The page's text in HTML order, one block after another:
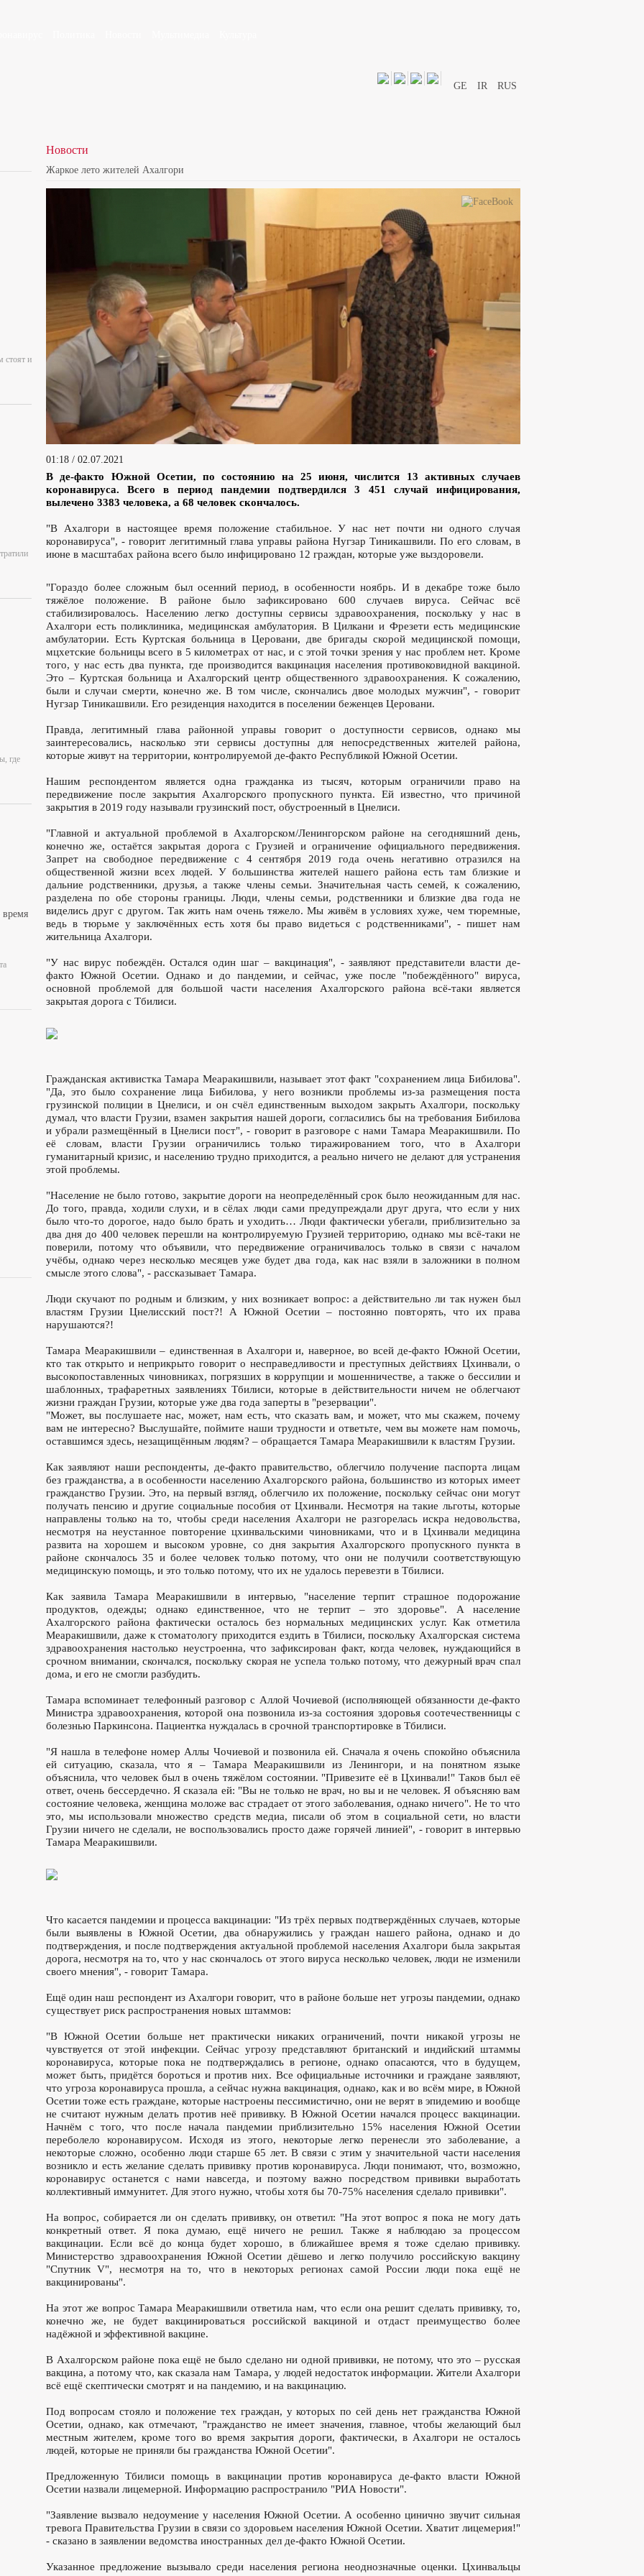
GE IR RUS
стоят и
где
Новости
Жаркое лето жителей Ахалгори
01:18 / 02.07.2021
В де-факто Южной Осетии, по состоянию на 25 июня, числится 13 активных случаев
коронавируса. Всего в период пандемии подтвердился 3 451 случай инфицирования,
вылечено 3383 человека, а 68 человек скончалось.
"В Ахалгори в настоящее время положение стабильное. У нас нет почти ни одного случая
коронавируса", - говорит легитимный глава управы района Нугзар Тиникашвили. По его словам, в
июне в масштабах района всего было инфицировано 12 граждан, которые уже выздоровели.
"Гораздо более сложным был осенний период, в особенности ноябрь. И в декабре тоже было
тяжёлое положение. В районе было зафиксировано 600 случаев вируса. Сейчас всё
стабилизировалось. Населению легко доступны сервисы здравоохранения, поскольку у нас в
Ахалгори есть поликлиника, медицинская амбулатория. В Цилкани и Фрезети есть медицинские
амбулатории. Есть Куртская больница в Церовани, две бригады скорой медицинской помощи,
мцхетские больницы всего в 5 километрах от нас, и с этой точки зрения у нас проблем нет. Кроме
того, у нас есть два пункта, где производится вакцинация населения противоковидной вакциной.
Это – Куртская больница и Ахалгорский центр общественного здравоохранения. К сожалению,
были и случаи смерти, конечно же. В том числе, скончались двое молодых мужчин", - говорит
Нугзар Тиникашвили. Его резиденция находится в поселении беженцев Церовани.
Правда, легитимный глава районной управы говорит о доступности сервисов, однако мы
заинтересовались, насколько эти сервисы доступны для непосредственных жителей района,
которые живут на территории, контролируемой де-факто Республикой Южной Осетии.
Нашим респондентом является одна гражданка из тысяч, которым ограничили право на
передвижение после закрытия Ахалгорского пропускного пункта. Ей известно, что причиной
закрытия в 2019 году называли грузинский пост, обустроенный в Цнелиси.
"Главной и актуальной проблемой в Ахалгорском/Ленингорском районе на сегодняшний день,
конечно же, остаётся закрытая дорога с Грузией и ограничение официального передвижения.
Запрет на свободное передвижение с 4 сентября 2019 года очень негативно отразился на
общественной жизни всех людей. У большинства жителей нашего района есть там близкие и
дальние родственники, друзья, а также члены семьи. Значительная часть семей, к сожалению,
разделена по обе стороны границы. Люди, члены семьи, родственники и близкие два года не
виделись друг с другом. Так жить нам очень тяжело. Мы живём в условиях хуже, чем тюремные,
ведь в тюрьме у заключённых есть хотя бы право видеться с родственниками", - пишет нам
жительница Ахалгори.
"У нас вирус побеждён. Остался один шаг – вакцинация", - заявляют представители власти де-
факто Южной Осетии. Однако и до пандемии, и сейчас, уже после "побеждённого" вируса,
основной проблемой для большой части населения Ахалгорского района всё-таки является
закрытая дорога с Тбилиси.
Гражданская активистка Тамара Меаракишвили, называет этот факт "сохранением лица Бибилова".
"Да, это было сохранение лица Бибилова, у него возникли проблемы из-за размещения поста
грузинской полиции в Цнелиси, и он счёл единственным выходом закрыть Ахалгори, поскольку
думал, что власти Грузии, взамен закрытия нашей дороги, согласились бы на требования Бибилова
и убрали размещённый в Цнелиси пост", - говорит в разговоре с нами Тамара Меаракишвили. По
её словам, власти Грузии ограничились только тиражированием того, что в Ахалгори
гуманитарный кризис, и населению трудно приходится, а реально ничего не делают для устранения
этой проблемы.
"Население не было готово, закрытие дороги на неопределённый срок было неожиданным для нас.
До того, правда, ходили слухи, и в сёлах люди сами предупреждали друг друга, что если у них
было что-то дорогое, надо было брать и уходить… Люди фактически убегали, приблизительно за
два дня до 400 человек перешли на контролируемую Грузией территорию, однако мы всё-таки не
поверили, потому что объявили, что передвижение ограничивалось только в связи с началом
учёбы, однако через несколько месяцев уже будет два года, как нас взяли в заложники в полном
смысле этого слова", - рассказывает Тамара.
Люди скучают по родным и близким, у них возникает вопрос: а действительно ли так нужен был
властям Грузии Цнелисский пост?! А Южной Осетии – постоянно повторять, что их права
нарушаются?!
Тамара Меаракишвили – единственная в Ахалгори и, наверное, во всей де-факто Южной Осетии,
кто так открыто и неприкрыто говорит о несправедливости и преступных действиях Цхинвали, о
высокопоставленных чиновниках, погрязших в коррупции и мошенничестве, а также о бессилии и
шаблонных, трафаретных заявлениях Тбилиси, которые в действительности ничем не облегчают
жизни граждан Грузии, которые уже два года заперты в "резервации".
"Может, вы послушаете нас, может, нам есть, что сказать вам, и может, что мы скажем, почему
вам не интересно? Выслушайте, поймите наши трудности и ответьте, чем вы можете нам помочь,
оставшимся здесь, незащищённым людям? – обращается Тамара Меаракишвили к властям Грузии.
Как заявляют наши респонденты, де-факто правительство, облегчило получение паспорта лицам
без гражданства, а в особенности населению Ахалгорского района, большинство из которых имеет
гражданство Грузии. Это, на первый взгляд, облегчило их положение, поскольку сейчас они могут
получать пенсию и другие социальные пособия от Цхинвали. Несмотря на такие льготы, которые
направлены только на то, чтобы среди населения Ахалгори не разгорелась искра недовольства,
несмотря на неустанное повторение цхинвальскими чиновниками, что и в Цхинвали медицина
развита на хорошем и высоком уровне, со дня закрытия Ахалгорского пропускного пункта в
районе скончалось 35 и более человек только потому, что они не получили соответствующую
медицинскую помощь, и это только потому, что их не удалось перевезти в Тбилиси.
Как заявила Тамара Меаракишвили в интервью, "население терпит страшное подорожание
продуктов, одежды; однако единственное, что не терпит – это здоровье". А население
Ахалгорского района фактически осталось без нормальных медицинских услуг. Как отметила
Меаракишвили, даже к стоматологу приходится ездить в Тбилиси, поскольку Ахалгорская система
здравоохранения настолько неустроенна, что зафиксирован факт, когда человек, нуждающийся в
срочном внимании, скончался, поскольку скорая не успела только потому, что дежурный врач спал
дома, и его не смогли разбудить.
Тамара вспоминает телефонный разговор с Аллой Чочиевой (исполняющей обязанности де-факто
Министра здравоохранения, которой она позвонила из-за состояния здоровья соотечественницы с
болезнью Паркинсона. Пациентка нуждалась в срочной транспортировке в Тбилиси.
"Я нашла в телефоне номер Аллы Чочиевой и позвонила ей. Сначала я очень спокойно объяснила
ей ситуацию, сказала, что я – Тамара Меаракишвили из Ленингори, и на понятном языке
объяснила, что человек был в очень тяжёлом состоянии. "Привезите её в Цхинвали!" Таков был её
ответ, очень бессердечно. Я сказала ей: "Вы не только не врач, но вы и не человек. Я объясняю вам
состояние человека, женщина моложе вас страдает от этого заболевания, однако ничего". Не то что
это, мы использовали множество средств медиа, писали об этом в социальной сети, но власти
Грузии ничего не сделали, не воспользовались просто даже горячей линией", - говорит в интервью
Тамара Меаракишвили.
Что касается пандемии и процесса вакцинации: "Из трёх первых подтверждённых случаев, которые
были выявлены в Южной Осетии, два обнаружились у граждан нашего района, однако и до
подтверждения, и после подтверждения актуальной проблемой населения Ахалгори была закрытая
дорога, несмотря на то, что у нас скончалось от этого вируса несколько человек, люди не изменили
своего мнения", - говорит Тамара.
Ещё один наш респондент из Ахалгори говорит, что в районе больше нет угрозы пандемии, однако
существует риск распространения новых штаммов:
"В Южной Осетии больше нет практически никаких ограничений, почти никакой угрозы не
чувствуется от этой инфекции. Сейчас угрозу представляют британский и индийский штаммы
коронавируса, которые пока не подтверждались в регионе, однако опасаются, что в будущем,
может быть, придётся бороться и против них. Все официальные источники и граждане заявляют,
что угроза коронавируса прошла, а сейчас нужна вакцинация, однако, как и во всём мире, в Южной
Осетии тоже есть граждане, которые настроены пессимистично, они не верят в эпидемию и вообще
не считают нужным делать против неё прививку. В Южной Осетии начался процесс вакцинации.
Начнём с того, что после начала пандемии приблизительно 15% населения Южной Осетии
переболело коронавирусом. Исходя из этого, некоторые легко перенесли это заболевание, а
некоторые сложно, особенно люди старше 65 лет. В связи с этим у значительной части населения
возникло и есть желание сделать прививку против коронавируса. Люди понимают, что, возможно,
коронавирус останется с нами навсегда, и поэтому важно посредством прививки выработать
коллективный иммунитет. Для этого нужно, чтобы хотя бы 70-75% населения сделало прививки".
На вопрос, собирается ли он сделать прививку, он ответил: "На этот вопрос я пока не могу дать
конкретный ответ. Я пока думаю, ещё ничего не решил. Также я наблюдаю за процессом
вакцинации. Если всё до конца будет хорошо, в ближайшее время я тоже сделаю прививку.
Министерство здравоохранения Южной Осетии дёшево и легко получило российскую вакцину
"Спутник V", несмотря на то, что в некоторых регионах самой России люди пока ещё не
вакцинированы".
На этот же вопрос Тамара Меаракишвили ответила нам, что если она решит сделать прививку, то,
конечно же, не будет вакцинироваться российской вакциной и отдаст преимущество более
надёжной и эффективной вакцине.
В Ахалгорском районе пока ещё не было сделано ни одной прививки, не потому, что это – русская
вакцина, а потому что, как сказала нам Тамара, у людей недостаток информации. Жители Ахалгори
всё ещё скептически смотрят и на пандемию, и на вакцинацию.
Под вопросам стояло и положение тех граждан, у которых по сей день нет гражданства Южной
Осетии, однако, как отмечают, "гражданство не имеет значения, главное, чтобы желающий был
местным жителем, кроме того во время закрытия дороги, фактически, в Ахалгори не осталось
людей, которые не приняли бы гражданства Южной Осетии".
Предложенную Тбилиси помощь в вакцинации против коронавируса де-факто власти Южной
Осетии назвали лицемерной. Информацию распространило "РИА Новости".
"Заявление вызвало недоумение у населения Южной Осетии. А особенно цинично звучит сильная
тревога Правительства Грузии в связи со здоровьем населения Южной Осетии. Хватит лицемерия!"
- сказано в заявлении ведомства иностранных дел де-факто Южной Осетии.
Указанное предложение вызывало среди населения региона неоднозначные оценки. Цхинвальцы